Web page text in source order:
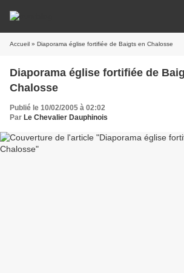
Accueil » Diaporama église fortifiée de Baigts en Chalosse
Diaporama église fortifiée de
Chalosse
Publié le 10/02/2005 à 02:02
Par Le Chevalier Dauphinois